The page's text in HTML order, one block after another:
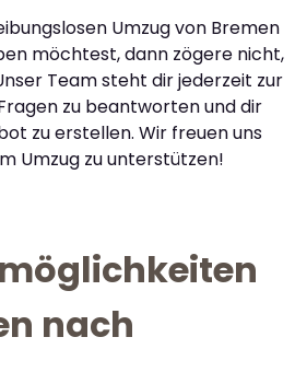
Umzug von Bremen
möchtest, dann zögere nicht,
Team steht dir jederzeit zur
zu beantworten und dir
zu erstellen. Wir freuen uns
Umzug zu unterstützen!
nach